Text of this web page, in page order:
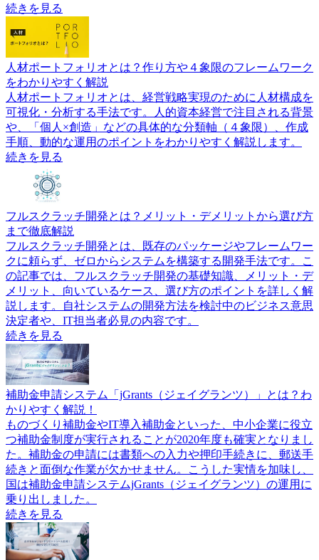
続きを見る
人材ポートフォリオとは？作り方や４象限のフレームワーク
をわかりやすく解説
人材ポートフォリオとは、経営戦略実現のために人材構成を
可視化・分析する手法です。人的資本経営で注目される背景
や、「個人×創造」などの具体的な分類軸（４象限）、作成
手順、動的な運用のポイントをわかりやすく解説します。
続きを見る
フルスクラッチ開発とは？メリット・デメリットから選び方
まで徹底解説
フルスクラッチ開発とは、既存のパッケージやフレームワー
クに頼らず、ゼロからシステムを構築する開発手法です。こ
の記事では、フルスクラッチ開発の基礎知識、メリット・デ
メリット、向いているケース、選び方のポイントを詳しく解
説します。自社システムの開発方法を検討中のビジネス意思
決定者や、IT担当者必見の内容です。
続きを見る
補助金申請システム「jGrants（ジェイグランツ）」とは？わ
かりやすく解説！
ものづくり補助金やIT導入補助金といった、中小企業に役立
つ補助金制度が実行されることが2020年度も確実となりまし
た。補助金の申請には書類への入力や押印手続きに、郵送手
続きと面倒な作業が欠かせません。こうした実情を加味し、
国は補助金申請システムjGrants（ジェイグランツ）の運用に
乗り出しました。
続きを見る